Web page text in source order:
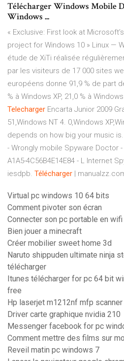
Télécharger Windows Mobile
Windows ...
« Exclusive: First look at
project for Windows 10 » Linux —
étude de XiTi réalisée
par les visiteurs de 17 000 sites
européens donne 91,9 % de part
% à Windows XP, 21,0 % à
Telecharger Encarta Junior 2009
51,Windows NT 4. 0,Windows
depends on how big your music
- Wrongly mobile Spyware Doctor -
A1A5-4C56B4E14E84 - L Internet
iesdpb. Télécharger |
Virtual pc windows 10 64 bits
Comment pivoter son écran
Connecter son pc portable en wifi
Bien jouer a minecraft
Créer mobilier sweet home 3d
Naruto shippuden ultimate ninja
télécharger
Itunes télécharger for pc 64 bit
free
Hp laserjet m1212nf mfp
Driver carte graphique nvidia 210
Messenger facebook for pc
Comment mettre des films sur
Reveil matin pc windows 7